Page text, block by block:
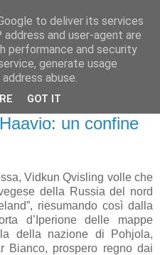
del
un confine
Vidkun Qvisling volle che
della Russia del nord
riesumando così dalla
d’Iperione delle mappe
della nazione di Pohjola,
Bianco, prospero regno dai
to deliver its services
and user-agent are
performance and security
generate usage
abuse.
GOT IT